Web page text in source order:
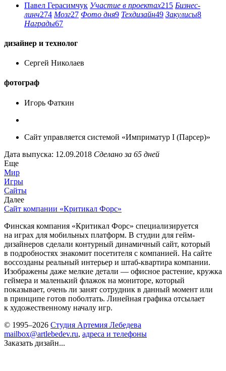
Павел Герасимчук Участие в проектах215 Бизнес-
линч274 Мозг27 Фото дня9 Техдизайн49 Закулисы8
Награды67
дизайнер и технолог
Сергей Николаев
фотограф
Игорь Фаткин
Сайт управляется системой «Имприматур I (Парсер)»
Дата выпуска: 12.09.2018 Сделано за 65 дней
Еще
Мир
Игры
Сайты
Далее
Сайт компании «Критикал Форс»
Финская компания «Критикал Форс» специализируется
на играх для мобильных платформ. В студии для гейм-
дизайнеров сделали контурный динамичный сайт, который
в подробностях знакомит посетителя с компанией. На сайте
воссозданы реальный интерьер и штаб-квартира компании.
Изображены даже мелкие детали — офисное растение, кружка
геймера и маленький флажок на мониторе, который
показывает, очень ли занят сотрудник в данный момент или
в принципе готов поболтать. Линейная графика отсылает
к художественному началу игр.
© 1995–2026 Студия Артемия Лебедева
mailbox@artlebedev.ru, адреса и телефоны
Заказать дизайн...